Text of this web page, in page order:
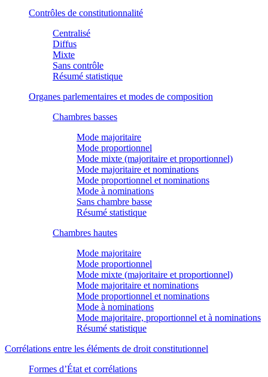
Contrôles de constitutionnalité
Centralisé
Diffus
Mixte
Sans contrôle
Résumé statistique
Organes parlementaires et modes de composition
Chambres basses
Mode majoritaire
Mode proportionnel
Mode mixte (majoritaire et proportionnel)
Mode majoritaire et nominations
Mode proportionnel et nominations
Mode à nominations
Sans chambre basse
Résumé statistique
Chambres hautes
Mode majoritaire
Mode proportionnel
Mode mixte (majoritaire et proportionnel)
Mode majoritaire et nominations
Mode proportionnel et nominations
Mode à nominations
Mode majoritaire, proportionnel et à nominations
Résumé statistique
Corrélations entre les éléments de droit constitutionnel
Formes d’État et corrélations